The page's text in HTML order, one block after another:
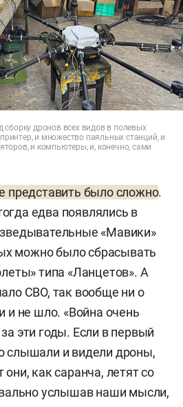
сборку дронов всех видов в полевых
принтер, и множество паяльных станций, и
и компьютеры, и, конечно, сами
представить было сложно.
едва появлялись в
«Мавики»
можно было сбрасывать
типа «Ланцетов». А
СВО, так вообще ни о
и не шло. «Война очень
эти годы. Если в первый
слышали и видели дроны,
как саранча, летят со
услышав наши мысли,